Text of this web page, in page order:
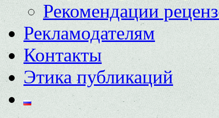
Рекомендации
Рекламодателям
Контакты
Этика публикаций